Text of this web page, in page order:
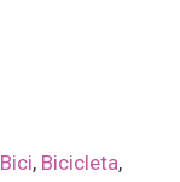
Bici, Bicicleta,